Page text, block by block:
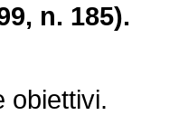
n. 185).
obiettivi.